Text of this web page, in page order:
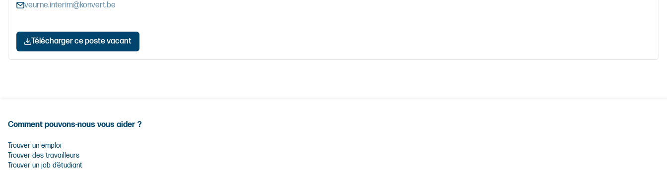
veurne.interim@konvert.be
Télécharger ce poste vacant
Comment pouvons-nous vous aider ?
Trouver un emploi
Trouver des travailleurs
Trouver un job d’étudiant